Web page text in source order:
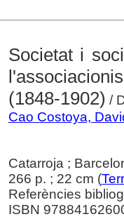
Societat i
(1848-1902) /
Cao Costoya,
Catarroja ;
266 p. ; 22 cm (
Referències
ISBN